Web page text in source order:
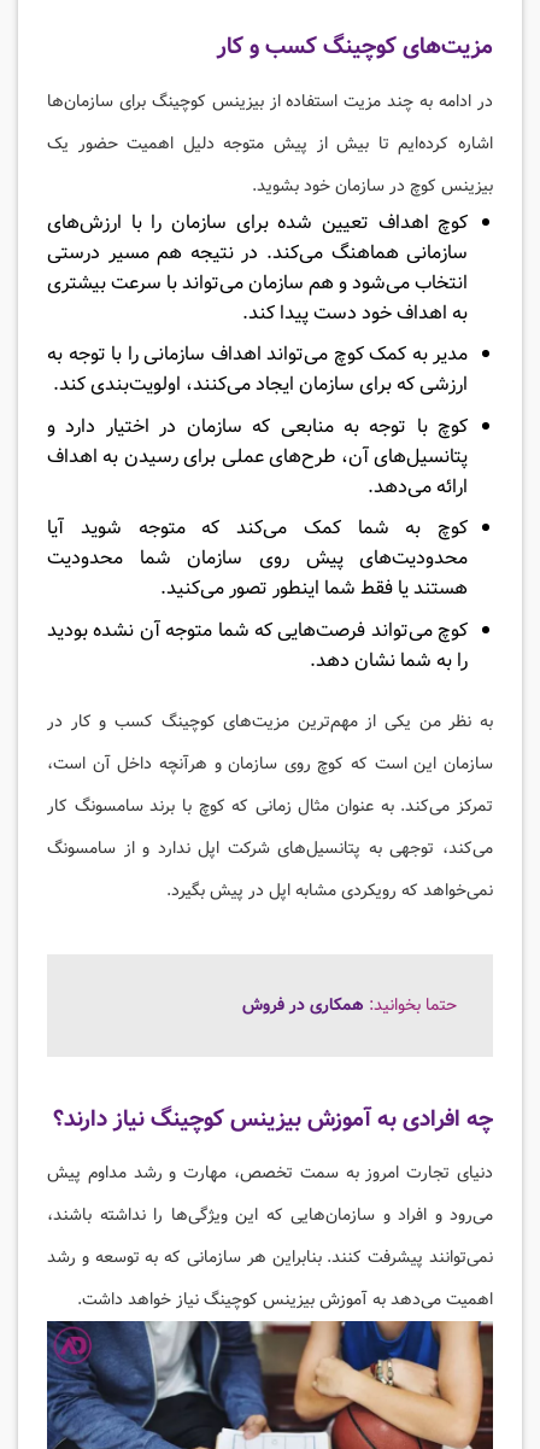
مزیت‌های کوچینگ کسب و کار
در ادامه به چند مزیت استفاده از بیزینس کوچینگ برای سازمان‌ها
اشاره کرده‌ایم تا بیش از پیش متوجه دلیل اهمیت حضور یک
بیزینس کوچ در سازمان خود بشوید.
کوچ اهداف تعیین شده برای سازمان را با ارزش‌های
سازمانی هماهنگ می‌کند. در نتیجه هم مسیر درستی
انتخاب می‌شود و هم سازمان می‌تواند با سرعت بیشتری
به اهداف خود دست پیدا کند.
مدیر به کمک کوچ می‌تواند اهداف سازمانی را با توجه به
ارزشی که برای سازمان ایجاد می‌کنند، اولویت‌بندی کند.
کوچ با توجه به منابعی که سازمان در اختیار دارد و
پتانسیل‌های آن، طرح‌های عملی برای رسیدن به اهداف
ارائه می‌دهد.
کوچ به شما کمک می‌کند که متوجه شوید آیا
محدودیت‌های پیش روی سازمان شما محدودیت
هستند یا فقط شما اینطور تصور می‌کنید.
کوچ می‌تواند فرصت‌هایی که شما متوجه آن نشده بودید
را به شما نشان دهد.
به نظر من یکی از مهم‌ترین مزیت‌های کوچینگ کسب و کار در
سازمان این است که کوچ روی سازمان و هرآنچه داخل آن است،
تمرکز می‌کند. به عنوان مثال زمانی که کوچ با برند سامسونگ کار
می‌کند، توجهی به پتانسیل‌های شرکت اپل ندارد و از سامسونگ
نمی‌خواهد که رویکردی مشابه اپل در پیش بگیرد.
حتما بخوانید: همکاری در فروش
چه افرادی به آموزش بیزینس کوچینگ نیاز دارند؟
دنیای تجارت امروز به سمت تخصص، مهارت و رشد مداوم پیش
می‌رود و افراد و سازمان‌هایی که این ویژگی‌ها را نداشته باشند،
نمی‌توانند پیشرفت کنند. بنابراین هر سازمانی که به توسعه و رشد
اهمیت می‌دهد به آموزش بیزینس کوچینگ نیاز خواهد داشت.